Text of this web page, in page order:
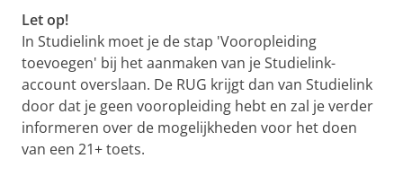
Let op!
In Studielink moet je de stap 'Vooropleiding
toevoegen' bij het aanmaken van je Studielink-
account overslaan. De RUG krijgt dan van Studielink
door dat je geen vooropleiding hebt en zal je verder
informeren over de mogelijkheden voor het doen
van een 21+ toets.